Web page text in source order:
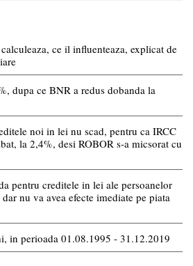
ce il influenteaza, explicat de
dupa ce BNR a redus dobanda la
noi in lei nu scad, pentru ca IRCC
la 2,4%, desi ROBOR s-a micsorat cu
pentru creditele in lei ale persoanelor
nu va avea efecte imediate pe piata
in perioada 01.08.1995 - 31.12.2019